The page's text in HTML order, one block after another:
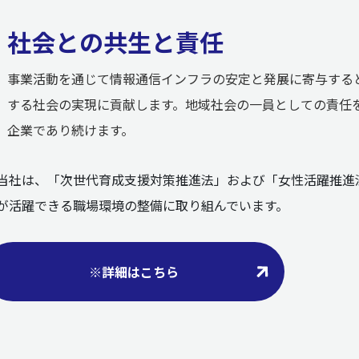
社会との共生と責任
事業活動を通じて情報通信インフラの安定と発展に寄与す
する社会の実現に貢献します。地域社会の一員としての責
企業であり続けます。
は、「次世代育成支援対策推進法」および「女性活躍推
活躍できる職場環境の整備に取り組んでいます。
※詳細はこちら